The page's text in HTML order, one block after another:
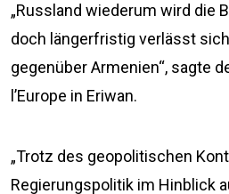
„Russland wiederum wird die
doch längerfristig verlässt
gegenüber Armenien“, sagte
l’Europe in Eriwan.
„Trotz des geopolitischen
Regierungspolitik im Hinblick